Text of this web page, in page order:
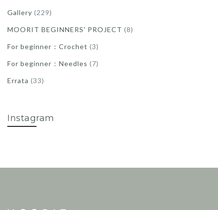
Gallery (229)
MOORIT BEGINNERS' PROJECT (8)
For beginner：Crochet (3)
For beginner：Needles (7)
Errata (33)
Instagram